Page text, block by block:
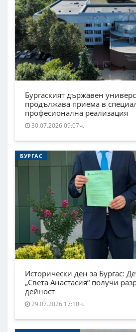
Бургаският държавен
продължава приема в
професионална реализация
30.07.2026 09:07ч.
БУРГАС
Исторически ден за Бургас:
„Света Анастасия“ получи
дейност
29.07.2026 17:10ч.